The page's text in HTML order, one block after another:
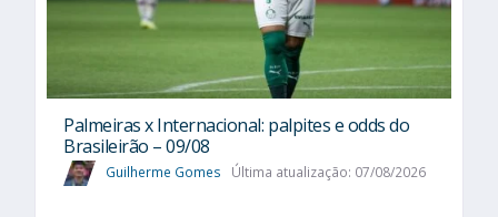
Palmeiras x Internacional: palpites e odds do
Brasileirão – 09/08
Guilherme Gomes Última atualização: 07/08/2026